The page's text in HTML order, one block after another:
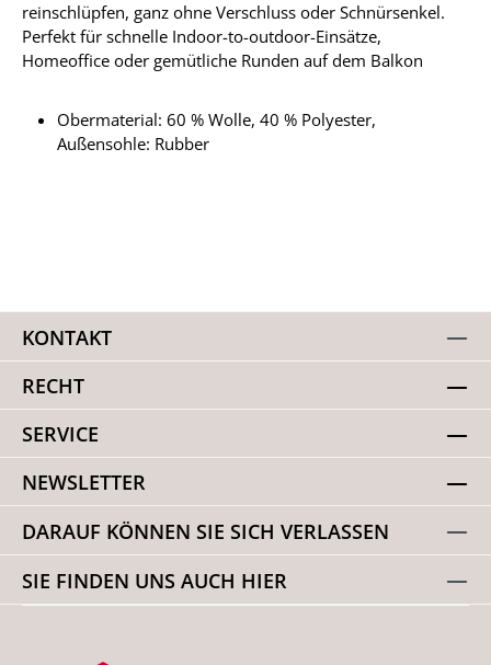
reinschlüpfen, ganz ohne Verschluss oder Schnürsenkel.
Perfekt für schnelle Indoor-to-outdoor-Einsätze,
Homeoffice oder gemütliche Runden auf dem Balkon
Obermaterial: 60 % Wolle, 40 % Polyester,
Außensohle: Rubber
KONTAKT
RECHT
SERVICE
NEWSLETTER
DARAUF KÖNNEN SIE SICH VERLASSEN
SIE FINDEN UNS AUCH HIER